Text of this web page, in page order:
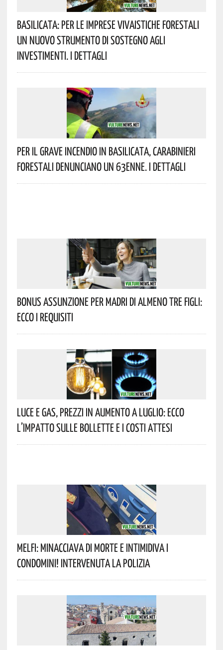
Basilicata: Per Le Imprese Vivaistiche Forestali
Un Nuovo Strumento Di Sostegno Agli
Investimenti. I Dettagli
Per Il Grave Incendio In Basilicata, Carabinieri
Forestali Denunciano Un 63enne. I Dettagli
Bonus Assunzione Per Madri Di Almeno Tre Figli:
Ecco I Requisiti
Luce E Gas, Prezzi In Aumento A Luglio: Ecco
L’impatto Sulle Bollette E I Costi Attesi
Melfi: Minacciava Di Morte E Intimidiva I
Condomini! Intervenuta La Polizia